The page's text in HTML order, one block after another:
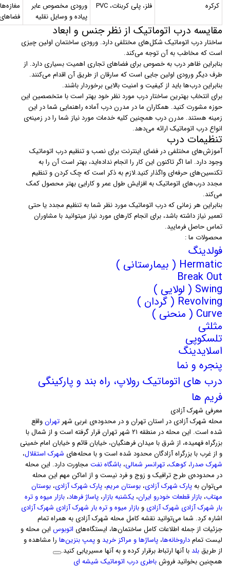
کرکره
فلز، پلی کربنات، PVC
ورودی مخصوص عابر
پیاده و وسایل نقلیه
مقایسه درب اتوماتیک از نظر جنس و ابعاد
ساختار درب اتوماتیک شکل‌های مختلفی دارد. ورودی ساختمان اولین چیزی
است که مخاطب به آن توجه می‌کند.
بنابراین ظاهر درب به خصوص برای فضاهای تجاری اهمیت بسیاری دارد. از
طرف دیگر ورودی اولین جایی است که سارقان از طریق آن اقدام می‌کنند.
بنابراین درب‌ها باید از کیفیت و امنیت بالایی برخوردار باشند.
برای انتخاب بهترین ساختار درب مورد نظر خود بهتر است با متخصصین این
حوزه مشورت کنید. همکاران ما در مدرن درب آماده راهنمایی شما در این
زمینه هستند. مدرن درب همچنین کلیه خدمات مورد نیاز شما را در زمینه‌ی
انواع درب اتوماتیک ارائه می‌دهد.
تنظیمات درب
آموزش‌های مختلفی در فضای اینترنت برای نصب و تنظیم درب اتوماتیک
وجود دارد. اما اگر تاکنون این کار را انجام نداده‌اید، بهتر است آن را به
تکنسین‌های حرفه‌ای واگذار کنید.لازم به ذکر است که چک کردن و تنظیم
مجدد درب‌های اتوماتیک به افزایش طول عمر و کارایی بهتر محصول کمک
می‌کند.
بنابراین هر زمانی که درب اتوماتیک مورد نظر شما به تنظیم مجدد یا حتی
تعمیر نیاز داشته باشد، برای انجام کارهای مورد نیاز میتوانید با مشاوران
تماس حاصل فرمایید.
محصولات ما :
فولدینگ
Hermatic ( بیمارستانی )
Break Out
Swing ( لولایی )
Revolving ( گردان )
Curve ( منحنی )
مثلثی
تلسکوپی
اسلایدینگ
پنجره و نما
درب های اتوماتیک رولاپ، راه بند و پارکینگی
فریم ها
معرفی شهرک آزادی
محله شهرک آزادی در استان تهران و در محدوده‌ی غربی شهرتهرانواقع
شده است. این محله در منطقه ۲۱ شهر تهران قرار گرفته است و از شمال با
بزرگراه فهمیده، از شرق با میدان فرهنگیان، خیابان قائم و خیابان امام خمینی
و از غرب با بزرگراه آزادگان محدود شده است و با محله‌های ‌ شهرک استقلال،
شهرک صدرا، کوهک، تهرانسر شمالی، باشگاه نفت مجاورت دارد. این محله
در محدوده‌ی طرح ترافیک و زوج و فرد نیست و از اماکن مهم این محله
می‌توان بهپارک شهرک آزادی، بوستان مریم، پارک شهرک آزادی، بوستان
مهتاب، بازار قطعات خودرو ایران، یکشنبه بازار، پاساژ فرهاد، بازار میوه و تره
بار شهرک آزادی شهرک آزادی وبازار میوه و تره بار شهرک آزادی شهرک آزادی
اشاره کرد. شما می‌توانید نقشه کامل محله شهرک آزادی به همراه تمام
جزئیات از جمله اطلاعات کامل ساختمان‌ها، ایستگاه‌های اتوبوس این محله و
لیست تمامداروخانه‌ها، پاساژها و مراکز خرید وپمپ بنزین‌ها را مشاهده و
از طریق بلد با آنها ارتباط برقرار کرده و به آنها مسیریابی کنید.
همچنین بخوانید فروشباطری درب اتوماتیک شیشه ای